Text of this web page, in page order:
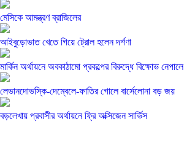
মেসিকে আমন্ত্রণ ব্রাজিলের
আইবুড়োভাত খেতে গিয়ে ট্রোল হলেন দর্শণা
মার্কিন অর্থায়নে অবকাঠামো প্রকল্পের বিরুদ্ধে বিক্ষোভ নেপালে
লেভানদোভস্কি-দেম্বেলে-ফাতির গোলে বার্সেলোনা বড় জয়
বড়লেখায় প্রবাসীর অর্থায়নে ফ্রি অক্সিজেন সার্ভিস